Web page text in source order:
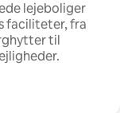
lejeboliger
faciliteter, fra
til